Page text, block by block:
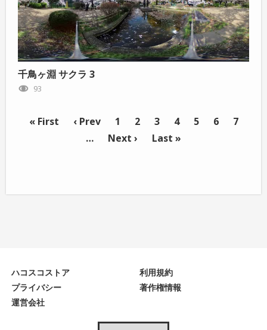
千鳥ヶ淵 サクラ 3
93
« First ‹ Prev 1 2 3 4 5 6
7
…
Next › Last »
ハコスコストア
利用規約
プライバシー
著作権情報
運営会社